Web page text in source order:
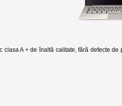
A + de înaltă calitate, fără defecte de